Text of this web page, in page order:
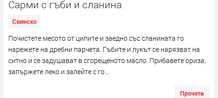
Сарми с гъби и сланина
Свинско
Почистете месото от ципите и заедно със сланината го
нарежете на дребни парчета. Гъбите и лукът се нарязват на
ситно и се задушават в сгорещеното масло. Прибавете ориза,
запържете леко и залейте с го...
Прочети